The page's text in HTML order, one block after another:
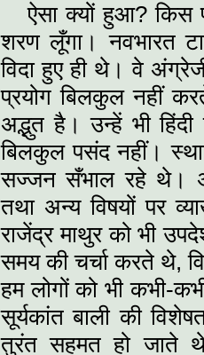
ऐसा क्यों हुआ? किस
शरण लूँगा। नवभारत
विदा हुए ही थे। वे
प्रयोग बिलकुल नहीं
अद्भुत है। उन्हें भी
बिलकुल पसंद नहीं।
सज्जन सँभाल रहे थे।
तथा अन्य विषयों पर
राजेंद्र माथुर को भी
समय की चर्चा करते थे,
हम लोगों को भी कभी-
सूर्यकांत बाली की
तुरंत सहमत हो